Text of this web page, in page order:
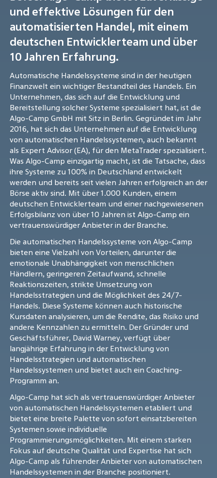
und effektive Lösungen für den
automatisierten Handel, mit einem
deutschen Entwicklerteam und über
10 Jahren Erfahrung.
Automatische Handelssysteme sind in der heutigen
Finanzwelt ein wichtiger Bestandteil des Handels. Ein
Unternehmen, das sich auf die Entwicklung und
Bereitstellung solcher Systeme spezialisiert hat, ist die
Algo-Camp GmbH mit Sitz in Berlin. Gegründet im Jahr
2016, hat sich das Unternehmen auf die Entwicklung
von automatischen Handelssystemen, auch bekannt
als Expert Advisor (EA), für den MetaTrader spezialisiert.
Was Algo-Camp einzigartig macht, ist die Tatsache, dass
ihre Systeme zu 100% in Deutschland entwickelt
werden und bereits seit vielen Jahren erfolgreich an der
Börse aktiv sind. Mit über 1.000 Kunden, einem
deutschen Entwicklerteam und einer nachgewiesenen
Erfolgsbilanz von über 10 Jahren ist Algo-Camp ein
vertrauenswürdiger Anbieter in der Branche.
Die automatischen Handelssysteme von Algo-Camp
bieten eine Vielzahl von Vorteilen, darunter die
emotionale Unabhängigkeit von menschlichen
Händlern, geringeren Zeitaufwand, schnelle
Reaktionszeiten, strikte Umsetzung von
Handelsstrategien und die Möglichkeit des 24/7-
Handels. Diese Systeme können auch historische
Kursdaten analysieren, um die Rendite, das Risiko und
andere Kennzahlen zu ermitteln. Der Gründer und
Geschäftsführer, David Warney, verfügt über
langjährige Erfahrung in der Entwicklung von
Handelsstrategien und automatischen
Handelssystemen und bietet auch ein Coaching-
Programm an.
Algo-Camp hat sich als vertrauenswürdiger Anbieter
von automatischen Handelssystemen etabliert und
bietet eine breite Palette von sofort einsatzbereiten
Systemen sowie individuelle
Programmierungsmöglichkeiten. Mit einem starken
Fokus auf deutsche Qualität und Expertise hat sich
Algo-Camp als führender Anbieter von automatischen
Handelssystemen in der Branche positioniert.